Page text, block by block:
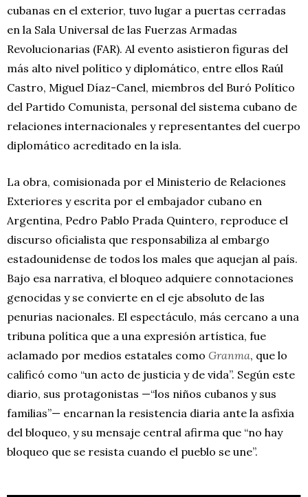
cubanas en el exterior, tuvo lugar a puertas cerradas
en la Sala Universal de las Fuerzas Armadas
Revolucionarias (FAR). Al evento asistieron figuras del
más alto nivel político y diplomático, entre ellos Raúl
Castro, Miguel Díaz-Canel, miembros del Buró Político
del Partido Comunista, personal del sistema cubano de
relaciones internacionales y representantes del cuerpo
diplomático acreditado en la isla.
La obra, comisionada por el Ministerio de Relaciones
Exteriores y escrita por el embajador cubano en
Argentina, Pedro Pablo Prada Quintero, reproduce el
discurso oficialista que responsabiliza al embargo
estadounidense de todos los males que aquejan al país.
Bajo esa narrativa, el bloqueo adquiere connotaciones
genocidas y se convierte en el eje absoluto de las
penurias nacionales. El espectáculo, más cercano a una
tribuna política que a una expresión artística, fue
aclamado por medios estatales como Granma, que lo
calificó como “un acto de justicia y de vida”. Según este
diario, sus protagonistas —“los niños cubanos y sus
familias”— encarnan la resistencia diaria ante la asfixia
del bloqueo, y su mensaje central afirma que “no hay
bloqueo que se resista cuando el pueblo se une”.